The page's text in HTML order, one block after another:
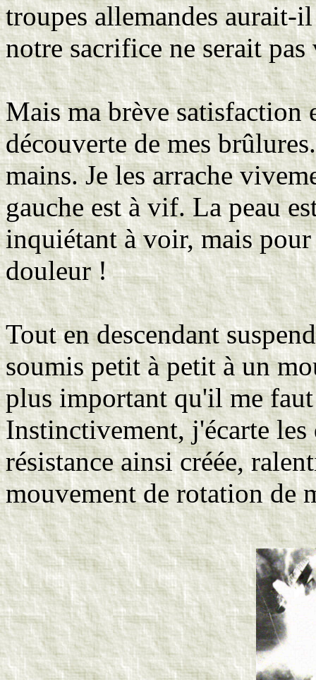
troupes allemandes aurait-
notre sacrifice ne serait pas
Mais ma brève satisfaction
découverte de mes
mains. Je les arrache
gauche est à vif. La peau
inquiétant à voir, mais
douleur !
Tout en descendant
soumis petit à petit à un
plus important qu'il me
Instinctivement, j'écarte
résistance ainsi créée,
mouvement de rotation de